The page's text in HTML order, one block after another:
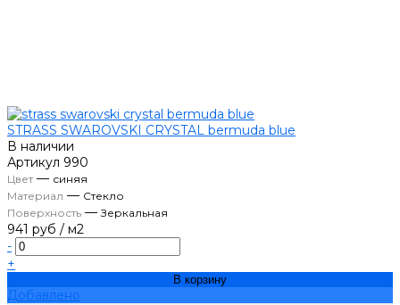
STRASS SWAROVSKI CRYSTAL bermuda blue
В наличии
Артикул 990
Цвет— синяя
Материал — Стекло
Поверхность —Зеркальная
941 руб / м2
-
+
В корзину
Добавлено